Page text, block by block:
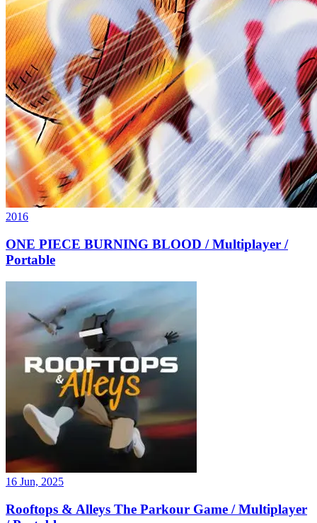
2016
ONE PIECE BURNING BLOOD / Multiplayer /
Portable
16 Jun, 2025
Rooftops & Alleys The Parkour Game / Multiplayer